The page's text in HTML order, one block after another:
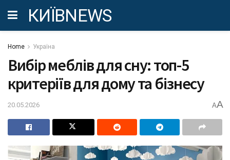
КИЇВNEWS
Home Україна
Вибір меблів для сну: топ-5
критеріїв для дому та бізнесу
20.05.2026 AA